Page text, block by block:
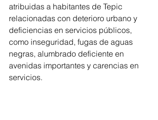
atribuidas a habitantes de Tepic
relacionadas con deterioro urbano y
deficiencias en servicios públicos,
como inseguridad, fugas de aguas
negras, alumbrado deficiente en
avenidas importantes y carencias en
servicios.